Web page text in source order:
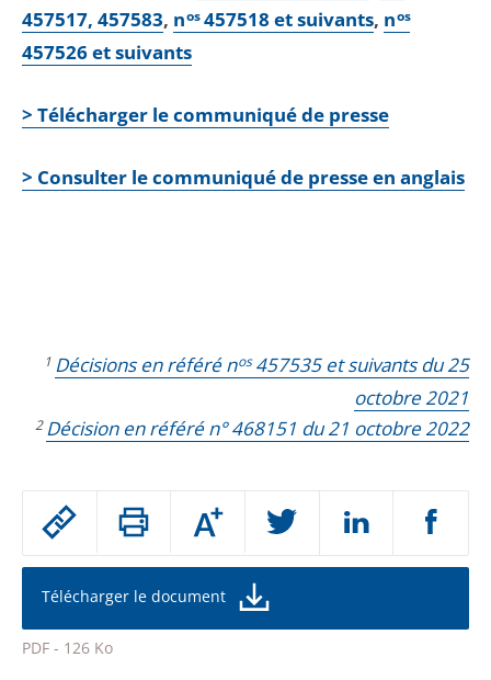
Passer
partage
de
l'article
pour
Augmenter
ou
la
de
police
Télécharger le document
PDF - 126 Ko
457517, 457583, nos457518 et suivants, nos
457526 et suivants
> Télécharger le communiqué de presse
> Consulter le communiqué de presse en anglais
1 Décisions en référé nos457535 et suivants du 25
octobre 2021
2 Décision en référé n° 468151 du 21 octobre 2022